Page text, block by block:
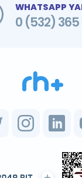
WHATSAPP
0 (532) 365